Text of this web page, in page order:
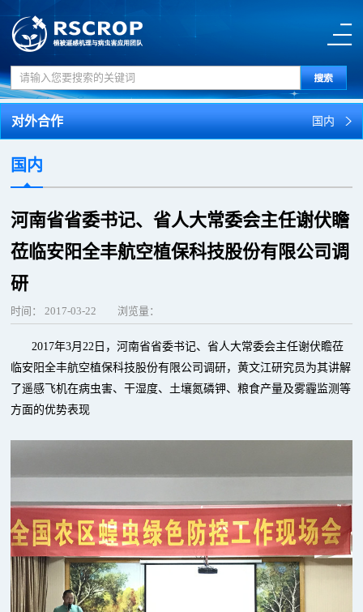
对外合作 国内
国内
河南省省委书记、省人大常委会主任谢伏瞻
莅临安阳全丰航空植保科技股份有限公司调
研
时间： 2017-03-22 浏览量：
2017年3月22日，河南省省委书记、省人大常委会主任谢伏瞻莅
临安阳全丰航空植保科技股份有限公司调研，黄文江研究员为其讲解
了遥感飞机在病虫害、干湿度、土壤氮磷钾、粮食产量及雾霾监测等
方面的优势表现